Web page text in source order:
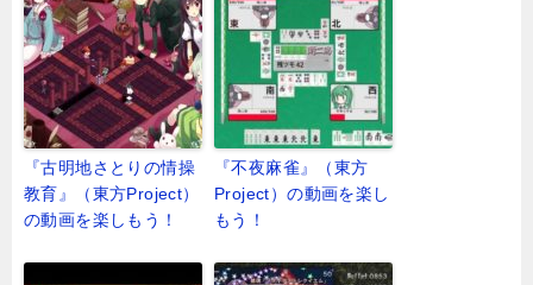
『古明地さとりの情操
教育』（東方Project）
の動画を楽しもう！
『不夜麻雀』（東方
Project）の動画を楽し
もう！